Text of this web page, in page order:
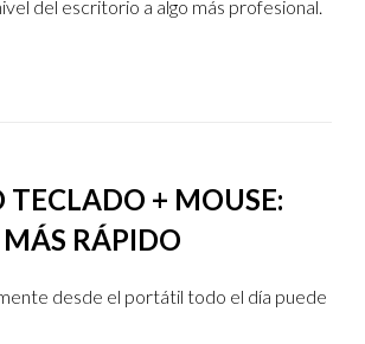
del escritorio a algo más profesional.
TECLADO + MOUSE:
RÁPIDO
desde el portátil todo el día puede